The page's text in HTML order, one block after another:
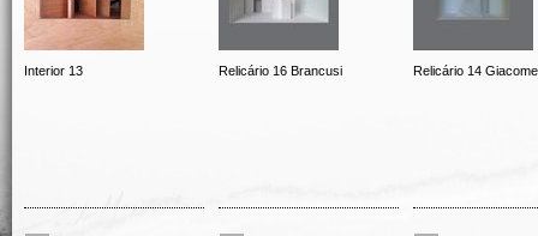
Interior 13 Relicário 16 Brancusi Relicário 14